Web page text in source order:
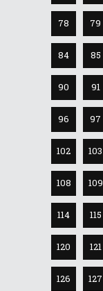
78 79
84 85
90 91
96 97
102 103
108 109
114 115
120 121
126 127